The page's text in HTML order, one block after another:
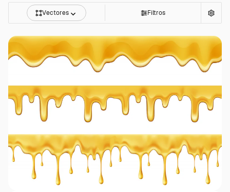
Vectores Filtros